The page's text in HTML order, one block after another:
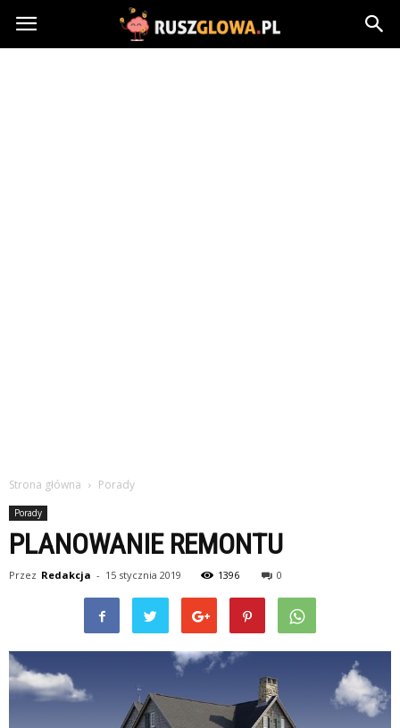
Ruszglowa.pl
Strona główna Porady
Porady
PLANOWANIE REMONTU
Przez Redakcja - 15 stycznia 2019 1396 0